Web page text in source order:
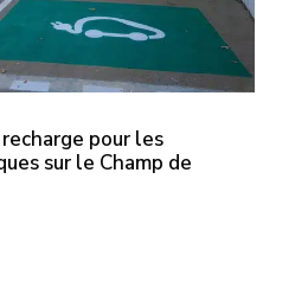
pour les
sur le Champ de